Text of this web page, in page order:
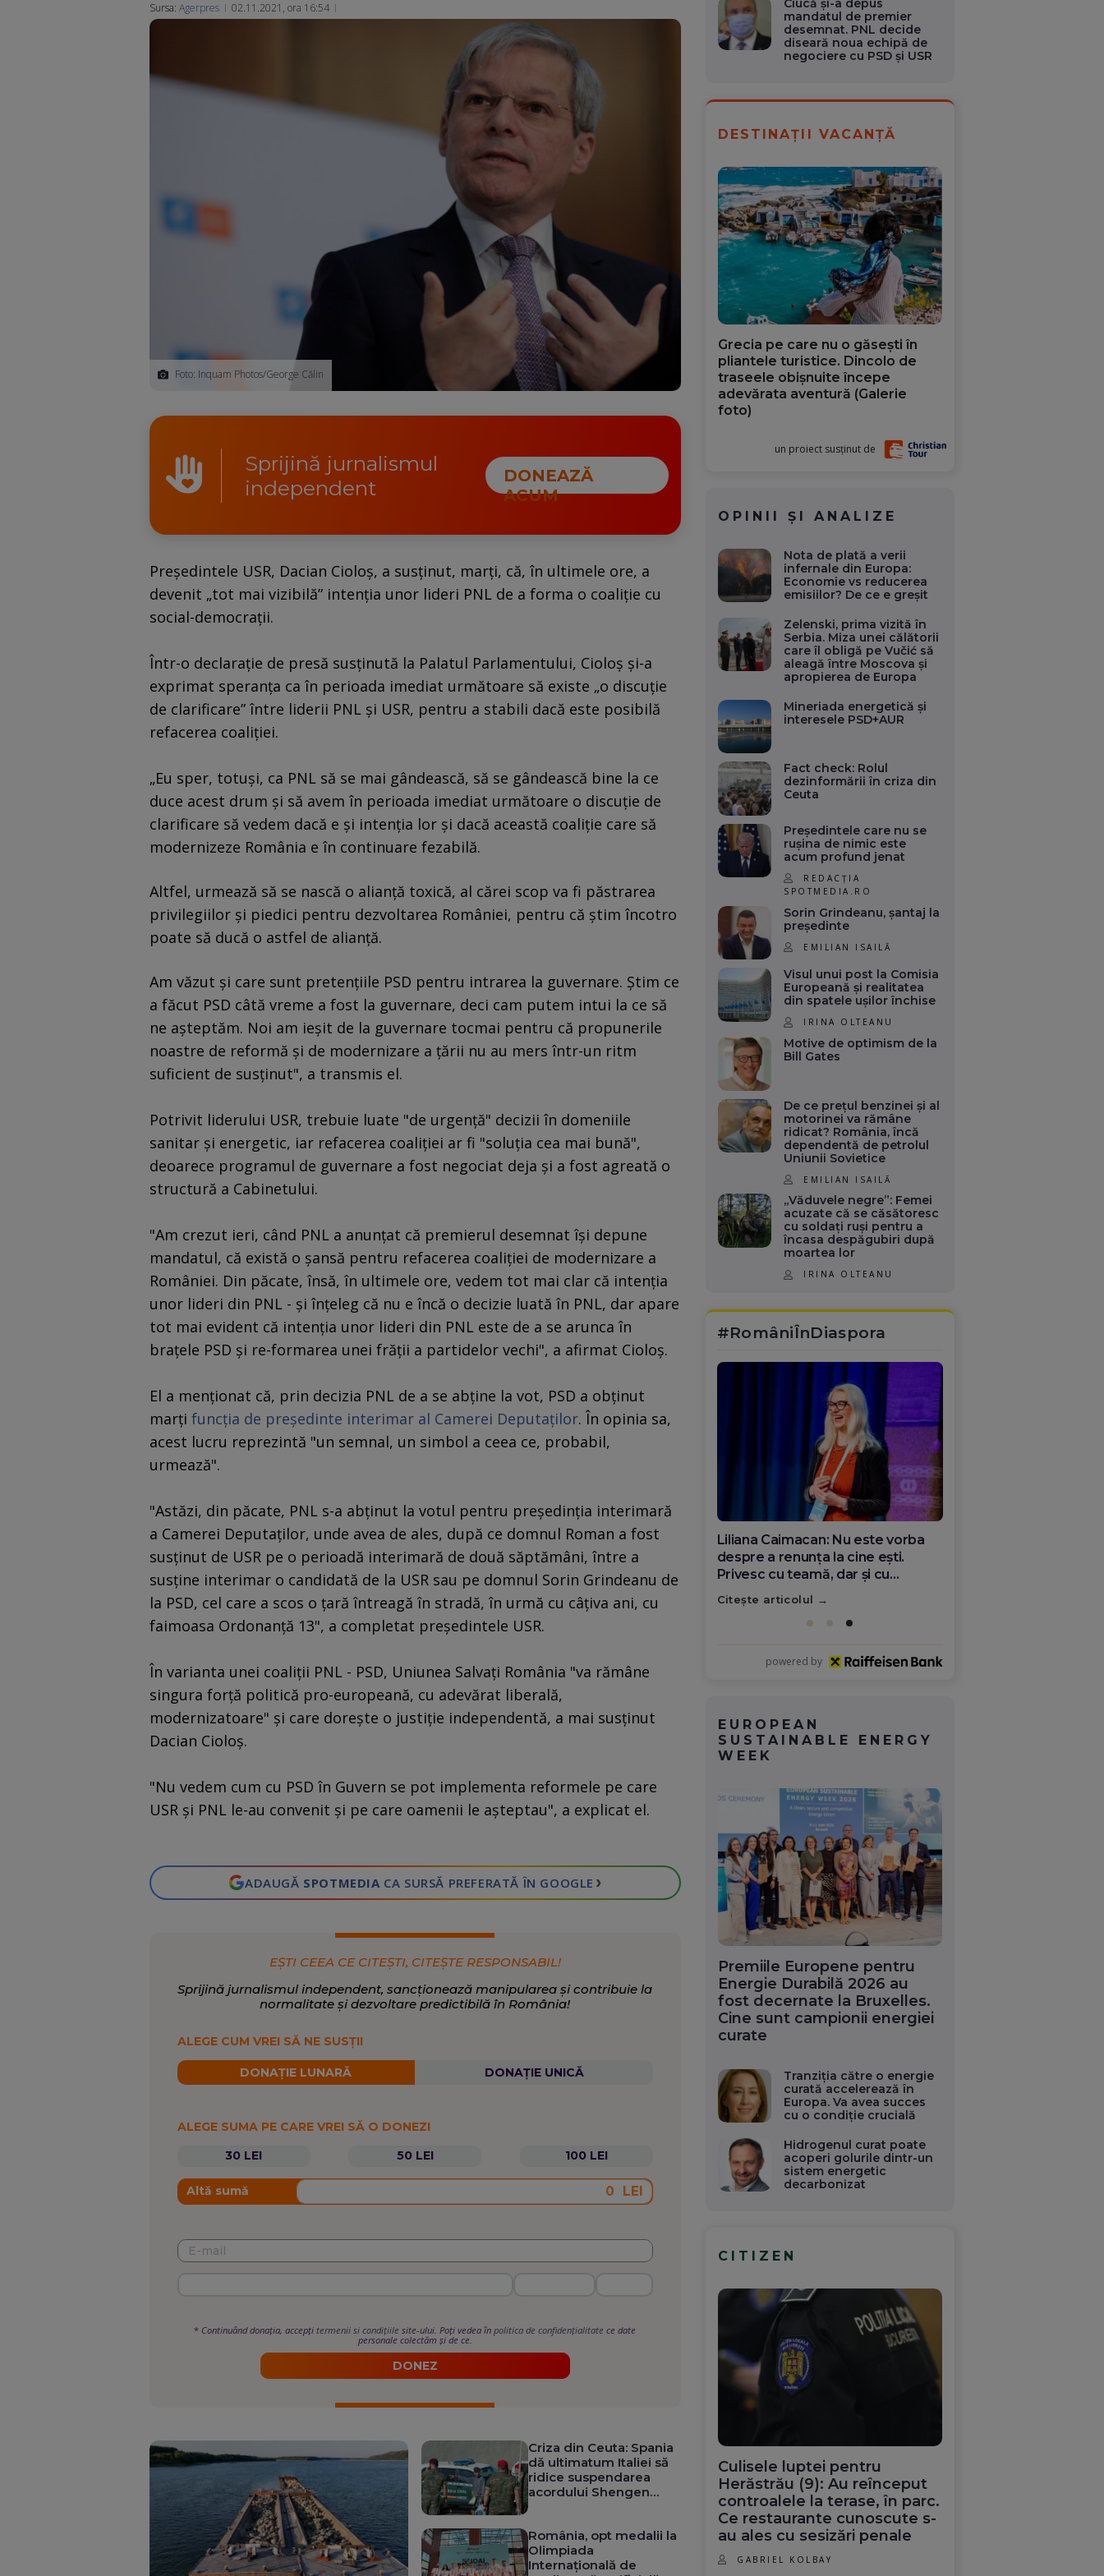
Sursa: Agerpres 02.11.2021, ora 16:54
Foto: Inquam Photos/George Călin
Sprijină jurnalismul
independent
DONEAZĂ
ACUM
Preşedintele USR, Dacian Cioloş, a susţinut, marţi, că, în ultimele ore, a
devenit „tot mai vizibilă” intenţia unor lideri PNL de a forma o coaliţie cu
social-democraţii.
Într-o declaraţie de presă susţinută la Palatul Parlamentului, Cioloş şi-a
exprimat speranţa ca în perioada imediat următoare să existe „o discuţie
de clarificare” între liderii PNL şi USR, pentru a stabili dacă este posibilă
refacerea coaliţiei.
„Eu sper, totuşi, ca PNL să se mai gândească, să se gândească bine la ce
duce acest drum şi să avem în perioada imediat următoare o discuţie de
clarificare să vedem dacă e şi intenţia lor şi dacă această coaliţie care să
modernizeze România e în continuare fezabilă.
Altfel, urmează să se nască o alianţă toxică, al cărei scop va fi păstrarea
privilegiilor şi piedici pentru dezvoltarea României, pentru că ştim încotro
poate să ducă o astfel de alianţă.
Am văzut şi care sunt pretenţiile PSD pentru intrarea la guvernare. Ştim ce
a făcut PSD câtă vreme a fost la guvernare, deci cam putem intui la ce să
ne aşteptăm. Noi am ieşit de la guvernare tocmai pentru că propunerile
noastre de reformă şi de modernizare a ţării nu au mers într-un ritm
suficient de susţinut", a transmis el.
Potrivit liderului USR, trebuie luate "de urgenţă" decizii în domeniile
sanitar şi energetic, iar refacerea coaliţiei ar fi "soluţia cea mai bună",
deoarece programul de guvernare a fost negociat deja şi a fost agreată o
structură a Cabinetului.
"Am crezut ieri, când PNL a anunţat că premierul desemnat îşi depune
mandatul, că există o şansă pentru refacerea coaliţiei de modernizare a
României. Din păcate, însă, în ultimele ore, vedem tot mai clar că intenţia
unor lideri din PNL - şi înţeleg că nu e încă o decizie luată în PNL, dar apare
tot mai evident că intenţia unor lideri din PNL este de a se arunca în
braţele PSD şi re-formarea unei frăţii a partidelor vechi", a afirmat Cioloş.
El a menţionat că, prin decizia PNL de a se abţine la vot, PSD a obţinut
marţi funcţia de preşedinte interimar al Camerei Deputaţilor. În opinia sa,
acest lucru reprezintă "un semnal, un simbol a ceea ce, probabil,
urmează".
"Astăzi, din păcate, PNL s-a abţinut la votul pentru preşedinţia interimară
a Camerei Deputaţilor, unde avea de ales, după ce domnul Roman a fost
susţinut de USR pe o perioadă interimară de două săptămâni, între a
susţine interimar o candidată de la USR sau pe domnul Sorin Grindeanu de
la PSD, cel care a scos o ţară întreagă în stradă, în urmă cu câţiva ani, cu
faimoasa Ordonanţă 13", a completat preşedintele USR.
În varianta unei coaliţii PNL - PSD, Uniunea Salvaţi România "va rămâne
singura forţă politică pro-europeană, cu adevărat liberală,
modernizatoare" şi care doreşte o justiţie independentă, a mai susţinut
Dacian Cioloş.
"Nu vedem cum cu PSD în Guvern se pot implementa reformele pe care
USR şi PNL le-au convenit şi pe care oamenii le aşteptau", a explicat el.
ADAUGĂ SPOTMEDIA CA SURSĂ PREFERATĂ ÎN GOOGLE ›
EȘTI CEEA CE CITEȘTI, CITEȘTE RESPONSABIL!
Sprijină jurnalismul independent, sancționează manipularea și contribuie la
normalitate și dezvoltare predictibilă în România!
ALEGE CUM VREI SĂ NE SUSȚII
DONAȚIE LUNARĂ DONAȚIE UNICĂ
ALEGE SUMA PE CARE VREI SĂ O DONEZI
30 LEI
50 LEI 100 LEI
Altă sumă LEI
* Continuând donația, accepțitermenii si condițiile site-ului. Poți vedea înpolitica de confidențialitate ce date
personale colectăm și de ce.
DONEZ
Criza din Ceuta: Spania
dă ultimatum Italiei să
ridice suspendarea
acordului Shengen
România, opt medalii la
Olimpiada
Internațională de
mandatul de premier
desemnat. PNL decide
diseară noua echipă de
negociere cu PSD şi USR
DESTINAȚII VACANȚĂ
Grecia pe care nu o găsești în
pliantele turistice. Dincolo de
traseele obișnuite începe
adevărata aventură (Galerie
foto)
un proiect susținut de
OPINII ȘI ANALIZE
Nota de plată a verii
infernale din Europa:
Economie vs reducerea
emisiilor? De ce e greșit
Zelenski, prima vizită în
Serbia. Miza unei călătorii
care îl obligă pe Vučić să
aleagă între Moscova și
apropierea de Europa
Mineriada energetică și
interesele PSD+AUR
Fact check: Rolul
dezinformării în criza din
Ceuta
Președintele care nu se
rușina de nimic este
acum profund jenat
REDACȚIA
SPOTMEDIA.RO
Sorin Grindeanu, șantaj la
președinte
EMILIAN ISAILĂ
Visul unui post la Comisia
Europeană și realitatea
din spatele ușilor închise
IRINA OLTEANU
Motive de optimism de la
Bill Gates
De ce prețul benzinei și al
motorinei va rămâne
ridicat? România, încă
dependentă de petrolul
Uniunii Sovietice
EMILIAN ISAILĂ
„Văduvele negre”: Femei
acuzate că se căsătoresc
cu soldați ruși pentru a
încasa despăgubiri după
moartea lor
IRINA OLTEANU
#RomâniÎnDiaspora
Diana Olar, românca de la Google
care demonstrează că diaspora
poate schimba România
Citește articolul
powered by
EUROPEAN
SUSTAINABLE ENERGY
WEEK
Premiile Europene pentru
Energie Durabilă 2026 au
fost decernate la Bruxelles.
Cine sunt campionii energiei
curate
Tranziția către o energie
curată accelerează în
Europa. Va avea succes
cu o condiție crucială
Hidrogenul curat poate
acoperi golurile dintr-un
sistem energetic
decarbonizat
CITIZEN
Culisele luptei pentru
Herăstrău (9): Au reînceput
controalele la terase, în parc.
Ce restaurante cunoscute s-
au ales cu sesizări penale
GABRIEL KOLBAY